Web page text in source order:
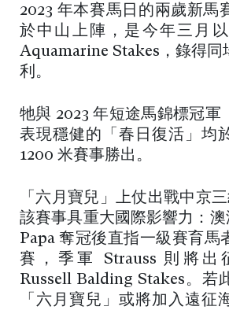
2023 年本賽馬日的兩歲新馬
於中山上陣，是今年三月
Aquamarine Stakes，錄得同
利。
牠與 2023 年短途馬錦標冠軍
表現穩健的「春日復活」均
1200 米賽事勝出。
「六月寶兒」上仗出戰中京
該賽事具重大國際影響力：
Papa 奪冠後直指一級賽育馬
賽，季軍 Strauss 則將出
Russell Balding Stakes。若
「六月寶兒」或將加入遠征